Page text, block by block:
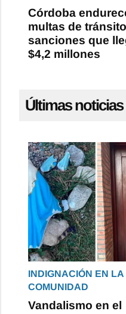
Córdoba
multas de
sanciones que
$4,2 millones
Últimas noticias
INDIGNACIÓN EN LA
COMUNIDAD
Vandalismo en el